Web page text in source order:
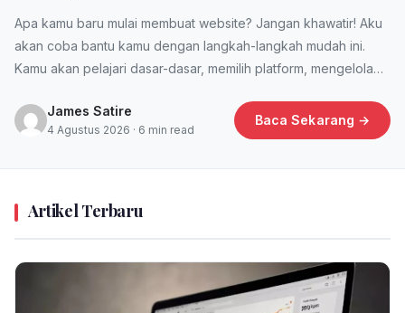
Apa kamu baru mulai membuat website? Jangan khawatir! Aku
akan coba bantu kamu dengan langkah-langkah mudah ini.
Kamu akan pelajari dasar-dasar, memilih platform, mengelola
James Satire
4 Agustus 2026 · 6 min read
Baca Sekarang →
Artikel Terbaru